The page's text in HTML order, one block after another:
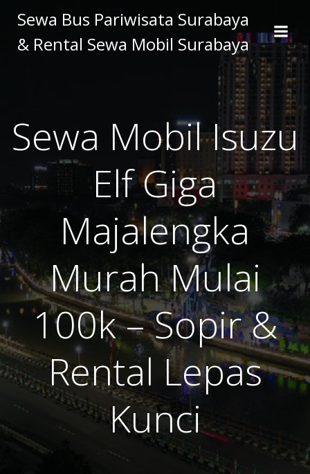
to
content
Sewa Bus Pariwisata Surabaya
& Rental Sewa Mobil Surabaya
Sewa Mobil Isuzu
Elf Giga
Majalengka
Murah Mulai
100k – Sopir &
Rental Lepas
Kunci